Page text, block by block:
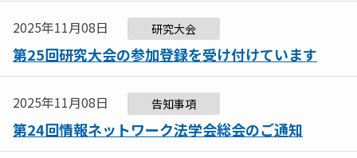
2025年11月08日 研究大会
第25回研究大会の参加登録を受け付けています
2025年11月08日 告知事項
第24回情報ネットワーク法学会総会のご通知